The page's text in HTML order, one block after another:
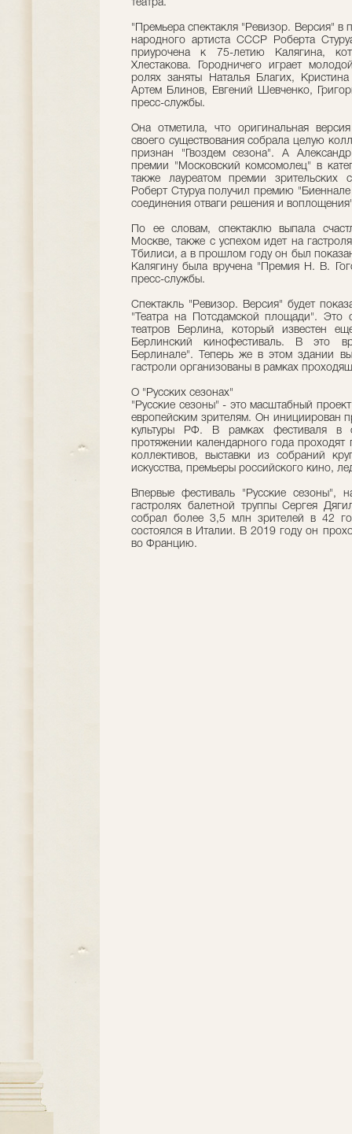
театра.
"Премьера спектакля "Ревизор. Версия" в
народного артиста СССР Роберта
приурочена к 75-летию Калягина,
Хлестакова. Городничего играет
ролях заняты Наталья Благих,
Артем Блинов, Евгений Шевченко,
пресс-службы.
Она отметила, что оригинальная
своего существования собрала целую
признан "Гвоздем сезона". А
премии "Московский комсомолец" в
также лауреатом премии зрительских
Роберт Стуруа получил премию "Биеннале
соединения отваги решения и
По ее словам, спектаклю выпала
Москве, также с успехом идет на
Тбилиси, а в прошлом году он был
Калягину была вручена "Премия Н. В.
пресс-службы.
Спектакль "Ревизор. Версия" будет
"Театра на Потсдамской площади".
театров Берлина, который известен
Берлинский кинофестиваль. В это
Берлинале". Теперь же в этом здании
гастроли организованы в рамках
О "Русских сезонах"
"Русские сезоны" - это масштабный
европейским зрителям. Он инициирован
культуры РФ. В рамках фестиваля в
протяжении календарного года проходят
коллективов, выставки из собраний
искусства, премьеры российского кино,
Впервые фестиваль "Русские сезоны",
гастролях балетной труппы Сергея
собрал более 3,5 млн зрителей в 42
состоялся в Италии. В 2019 году он
во Францию.